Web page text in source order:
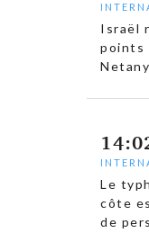
Israël
points
Le
côte
de